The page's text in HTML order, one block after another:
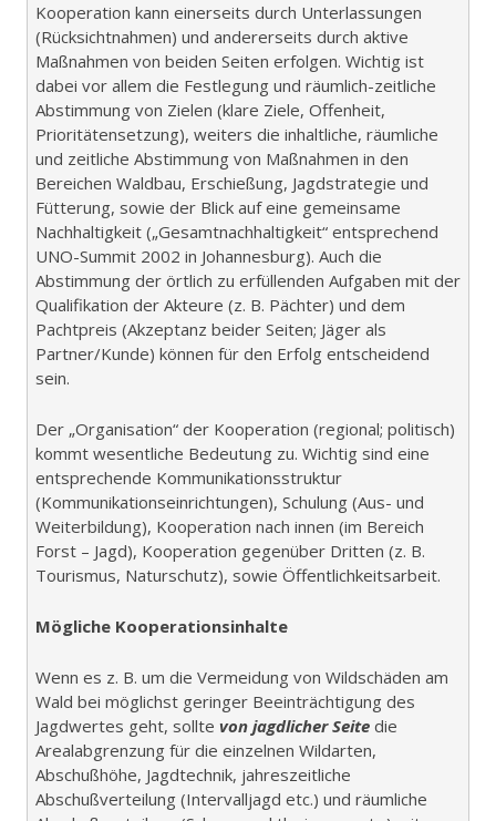
Kooperation kann einerseits durch Unterlassungen
(Rücksichtnahmen) und andererseits durch aktive
Maßnahmen von beiden Seiten erfolgen. Wichtig ist
dabei vor allem die Festlegung und räumlich-zeitliche
Abstimmung von Zielen (klare Ziele, Offenheit,
Prioritätensetzung), weiters die inhaltliche, räumliche
und zeitliche Abstimmung von Maßnahmen in den
Bereichen Waldbau, Erschießung, Jagdstrategie und
Fütterung, sowie der Blick auf eine gemeinsame
Nachhaltigkeit („Gesamtnachhaltigkeit“ entsprechend
UNO-Summit 2002 in Johannesburg). Auch die
Abstimmung der örtlich zu erfüllenden Aufgaben mit der
Qualifikation der Akteure (z. B. Pächter) und dem
Pachtpreis (Akzeptanz beider Seiten; Jäger als
Partner/Kunde) können für den Erfolg entscheidend
sein.
Der „Organisation“ der Kooperation (regional; politisch)
kommt wesentliche Bedeutung zu. Wichtig sind eine
entsprechende Kommunikationsstruktur
(Kommunikationseinrichtungen), Schulung (Aus- und
Weiterbildung), Kooperation nach innen (im Bereich
Forst – Jagd), Kooperation gegenüber Dritten (z. B.
Tourismus, Naturschutz), sowie Öffentlichkeitsarbeit.
Mögliche Kooperationsinhalte
Wenn es z. B. um die Vermeidung von Wildschäden am
Wald bei möglichst geringer Beeinträchtigung des
Jagdwertes geht, sollte von jagdlicher Seite die
Arealabgrenzung für die einzelnen Wildarten,
Abschußhöhe, Jagdtechnik, jahreszeitliche
Abschußverteilung (Intervalljagd etc.) und räumliche